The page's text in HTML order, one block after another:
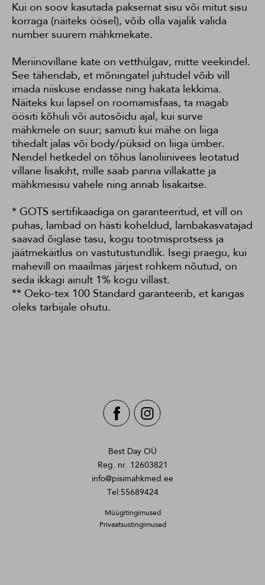
Kui on soov kasutada paksemat sisu või mitut sisu
korraga (näiteks öösel), võib olla vajalik valida
number suurem mähkmekate.
Meriinovillane kate on vetthülgav, mitte veekindel.
See tähendab, et mõningatel juhtudel võib vill
imada niiskuse endasse ning hakata lekkima.
Näiteks kui lapsel on roomamisfaas, ta magab
öösiti kõhuli või autosõidu ajal, kui surve
mähkmele on suur; samuti kui mähe on liiga
tihedalt jalas või body/püksid on liiga ümber.
Nendel hetkedel on tõhus lanoliinivees leotatud
villane lisakiht, mille saab panna villakatte ja
mähkmesisu vahele ning annab lisakaitse.
* GOTS sertifikaadiga on garanteeritud, et vill on
puhas, lambad on hästi koheldud, lambakasvatajad
saavad õiglase tasu, kogu tootmisprotsess ja
jäätmekäitlus on vastutustundlik. Isegi praegu, kui
mahevill on maailmas järjest rohkem nõutud, on
seda ikkagi ainult 1% kogu villast.
** Oeko-tex 100 Standard garanteerib, et kangas
oleks tarbijale ohutu.
Best Day OÜ
Reg. nr. 12603821
info@pisimahkmed.ee
Tel:55689424
Müügitingimused
Privaatsustingimused